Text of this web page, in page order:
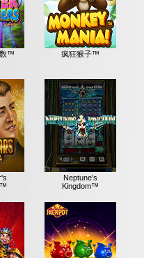
数™ 疯狂猴子™
Neptune’s
Kingdom™